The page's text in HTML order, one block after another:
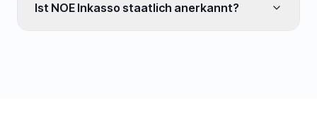
Ist NOE Inkasso staatlich anerkannt?